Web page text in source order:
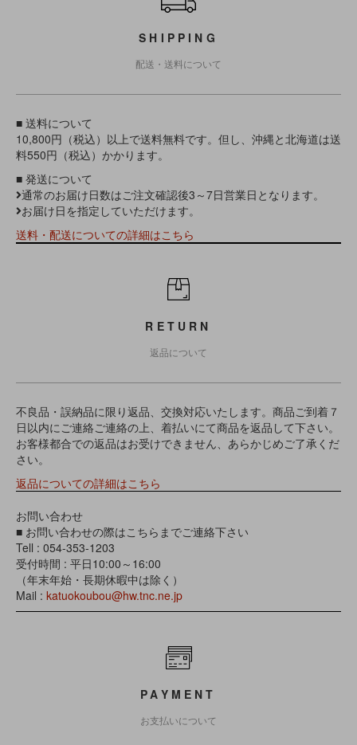
SHIPPING
配送・送料について
■ 送料について
10,800円（税込）以上で送料無料です。但し、沖縄と北海道は送
料550円（税込）かかります。
■ 発送について
通常のお届け日数はご注文確認後3～7日営業日となります。
お届け日を指定していただけます。
送料・配送についての詳細はこちら
RETURN
返品について
不良品・誤納品に限り返品、交換対応いたします。商品ご到着７
日以内にご連絡ご連絡の上、着払いにて商品を返品して下さい。
お客様都合での返品はお受けできません、あらかじめご了承くだ
さい。
返品についての詳細はこちら
お問い合わせ
■ お問い合わせの際はこちらまでご連絡下さい
Tell : 054-353-1203
受付時間 : 平日10:00～16:00
（年末年始・長期休暇中は除く）
Mail : katuokoubou@hw.tnc.ne.jp
PAYMENT
お支払いについて